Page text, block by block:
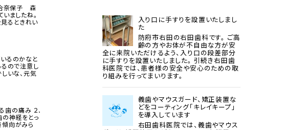
合奈保子 森
ましたね。
見るときれい
るのかなと
ので注意し
いな、元気
歯の痛み ２．
神経をとっ
向がみら
入り口に手すりを設置いたしまし
た
防府市右田の右田歯科です。 ご高
齢の方やお体が不自由な方が安
全に来院いただけるよう、入り口の段差部分
に手すりを設置いたしました。 引続き右田歯
科医院では、患者様の安全や安心のための取
り組みを行ってまいります。
義歯やマウスガード、矯正装置な
どをコーティング「キレイキープ」
を導入しています
右田歯科医院では、義歯やマウス